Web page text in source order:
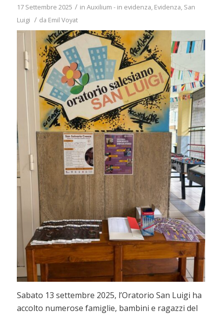
17 Settembre 2025 / in Auxilium - in evidenza, Evidenza, San
Luigi / da Emil Voyat
Sabato 13 settembre 2025, l’Oratorio San Luigi ha
accolto numerose famiglie, bambini e ragazzi del